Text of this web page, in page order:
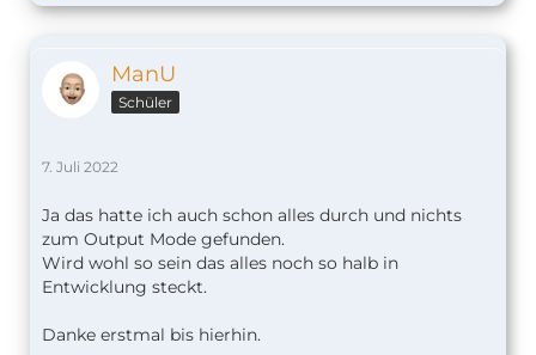
ManU
Schüler
7. Juli 2022
Ja das hatte ich auch schon alles durch und nichts
zum Output Mode gefunden.
Wird wohl so sein das alles noch so halb in
Entwicklung steckt.
Danke erstmal bis hierhin.